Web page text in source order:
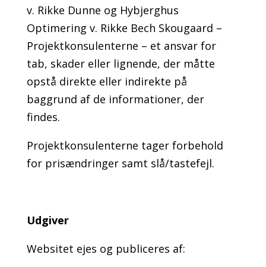
v. Rikke Dunne og Hybjerghus
Optimering v. Rikke Bech Skougaard –
Projektkonsulenterne – et ansvar for
tab, skader eller lignende, der måtte
opstå direkte eller indirekte på
baggrund af de informationer, der
findes.
Projektkonsulenterne tager forbehold
for prisændringer samt slå/tastefejl.
Udgiver
Websitet ejes og publiceres af: